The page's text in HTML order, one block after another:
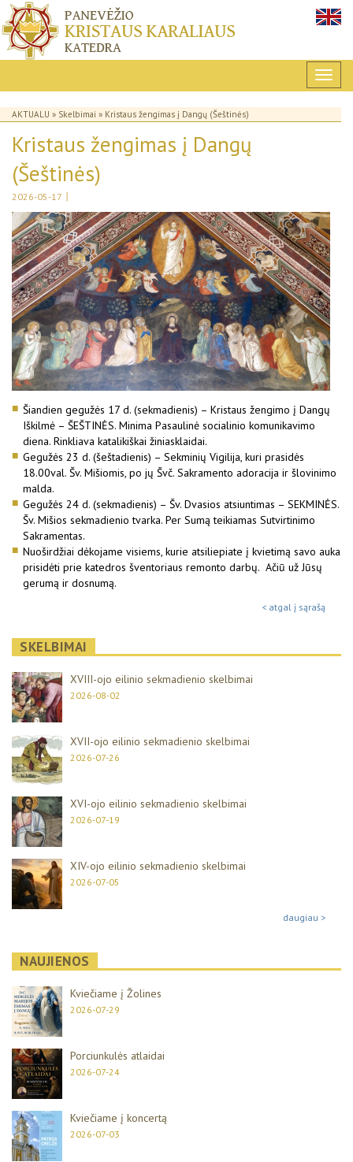
AKTUALU » Skelbimai » Kristaus žengimas į Dangų (Šeštinės)
Kristaus žengimas į Dangų
(Šeštinės)
2026-05-17 |
Šiandien gegužės 17 d. (sekmadienis) – Kristaus žengimo į Dangų
Iškilmė – ŠEŠTINĖS. Minima Pasaulinė socialinio komunikavimo
diena. Rinkliava katalikiškai žiniasklaidai.
Gegužės 23 d. (šeštadienis) – Sekminių Vigilija, kuri prasidės
18.00val. Šv. Mišiomis, po jų Švč. Sakramento adoracija ir šlovinimo
malda.
Gegužės 24 d. (sekmadienis) – Šv. Dvasios atsiuntimas – SEKMINĖS.
Šv. Mišios sekmadienio tvarka. Per Sumą teikiamas Sutvirtinimo
Sakramentas.
Nuoširdžiai dėkojame visiems, kurie atsiliepiate į kvietimą savo auka
prisidėti prie katedros šventoriaus remonto darbų. Ačiū už Jūsų
gerumą ir dosnumą.
< atgal į sąrašą
SKELBIMAI
XVIII-ojo eilinio sekmadienio skelbimai
2026-08-02
XVII-ojo eilinio sekmadienio skelbimai
2026-07-26
XVI-ojo eilinio sekmadienio skelbimai
2026-07-19
XIV-ojo eilinio sekmadienio skelbimai
2026-07-05
daugiau >
NAUJIENOS
Kviečiame į Žolines
2026-07-29
Porciunkulės atlaidai
2026-07-24
Kviečiame į koncertą
2026-07-03